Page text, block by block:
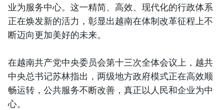
业为服务中心。这一精简、高效、现代化的行政体系
正在焕发新的活力，彰显出越南在体制改革征程上不
断迈向更加美好的未来。
在越南共产党中央委员会第十三次全体会议上，越共
中央总书记苏林指出，两级地方政府模式正在高效顺
畅运转，公共服务不断改善，真正以人民和企业为中
心。